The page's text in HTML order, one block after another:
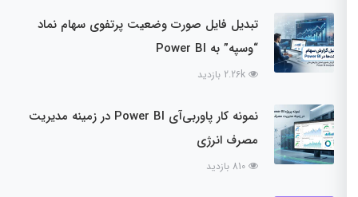
تبدیل فایل صورت وضعیت پرتفوی سهام نماد
“وسپه” به Power BI
2.26k بازدید
نمونه کار پاوربی‌آی Power BI در زمینه مدیریت
مصرف انرژی
810 بازدید